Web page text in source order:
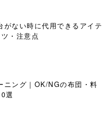
がない時に代用できるアイテ
・注意点
ニング｜OK/NGの布団・料
選